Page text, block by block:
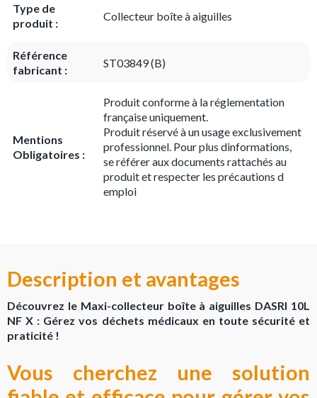
Type de
produit :
Collecteur boîte à aiguilles
Référence
fabricant :
ST03849 (B)
Mentions
Obligatoires :
Produit conforme à la réglementation
française uniquement.
Produit réservé à un usage exclusivement
professionnel. Pour plus dinformations,
se référer aux documents rattachés au
produit et respecter les précautions d
emploi
Description et avantages
Découvrez le Maxi-collecteur boîte à aiguilles DASRI 10L
NF X : Gérez vos déchets médicaux en toute sécurité et
praticité !
Vous cherchez une solution